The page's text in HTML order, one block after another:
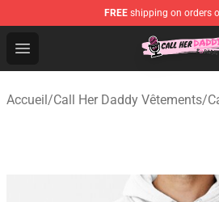
FREE shipping on orders
Open menu
Call Her Daddy Store - Official
Accueil/Call Her Daddy Vêtements/